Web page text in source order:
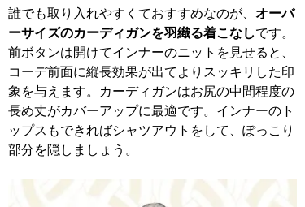
誰でも取り入れやすくておすすめなのが、 オーバ
ーサイズのカーディガンを羽織る着こなしです。
前ボタンは開けてインナーのニットを見せると、
コーデ前面に縦長効果が出てよりスッキリした印
象を与えます。カーディガンはお尻の中間程度の
長め丈がカバーアップに最適です。インナーのト
ップスもできればシャツアウトをして、ぽっこり
部分を隠しましょう。